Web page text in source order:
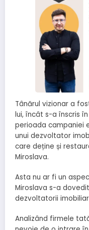
Tânărul vizionar a
lui, încât s-a înscris
perioada campaniei
unui dezvoltator
care deține și
Miroslava.
Asta nu ar fi un
Miroslava s-a
dezvoltatorii
Analizând firmele